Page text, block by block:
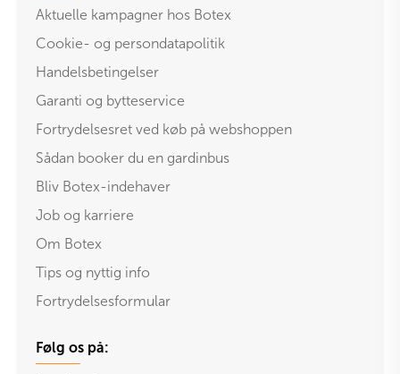
Aktuelle kampagner hos Botex
Cookie- og persondatapolitik
Handelsbetingelser
Garanti og bytteservice
Fortrydelsesret ved køb på webshoppen
Sådan booker du en gardinbus
Bliv Botex-indehaver
Job og karriere
Om Botex
Tips og nyttig info
Fortrydelsesformular
Følg os på: